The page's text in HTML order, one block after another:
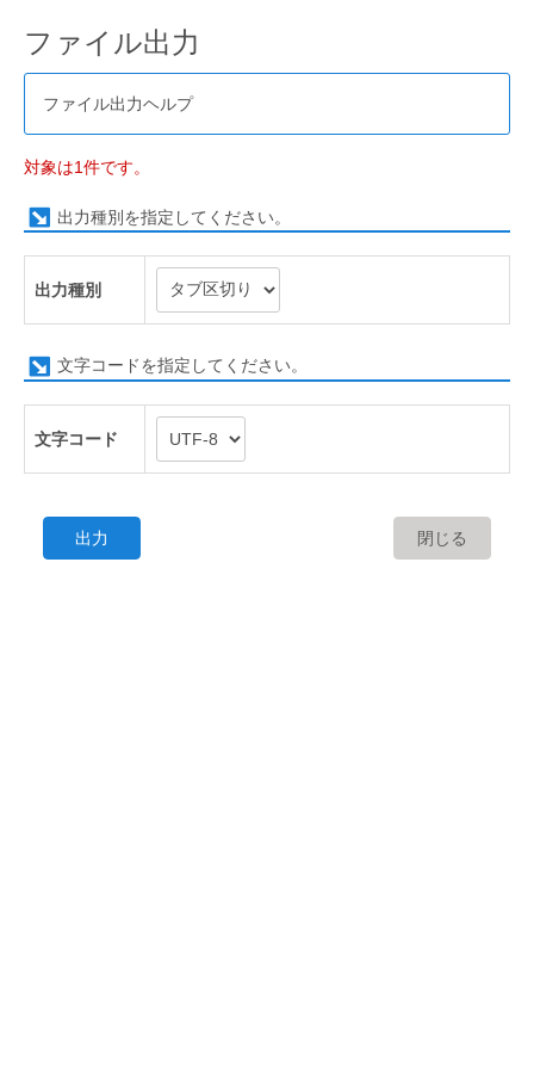
ファイル出力
ファイル出力ヘルプ
対象は1件です。
出力種別を指定してください。
出力種別
文字コードを指定してください。
文字コード